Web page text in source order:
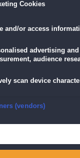
Cookies
and/or access
advertising
audience
scan device
security, prevent
(vendors)